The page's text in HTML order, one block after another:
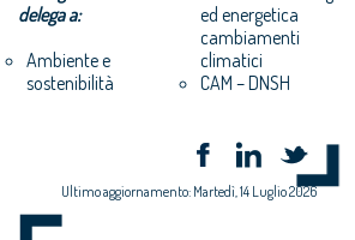
delega a:
Ambiente e
sostenibilità
ed energetica
cambiamenti
climatici
CAM – DNSH
Ultimo aggiornamento: Martedì, 14 Luglio 2026